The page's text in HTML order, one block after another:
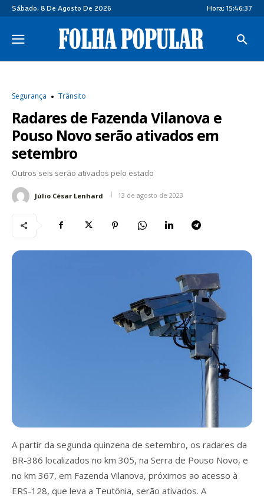
Sábado, 8 De Agosto De 2026 Hora: 15:46:37
Segurança Trânsito
Radares de Fazenda Vilanova e
Pouso Novo serão ativados em
setembro
Outros seis serão ativados pelo estado
Júlio César Lenhard 13 de agosto de 2023
A partir da segunda quinzena de setembro, os radares da
BR-386 localizados no km 305, na Serra de Pouso Novo, e
no km 367, em Fazenda Vilanova, próximos ao acesso à
ERS-128, que leva a Teutônia, serão ativados. A